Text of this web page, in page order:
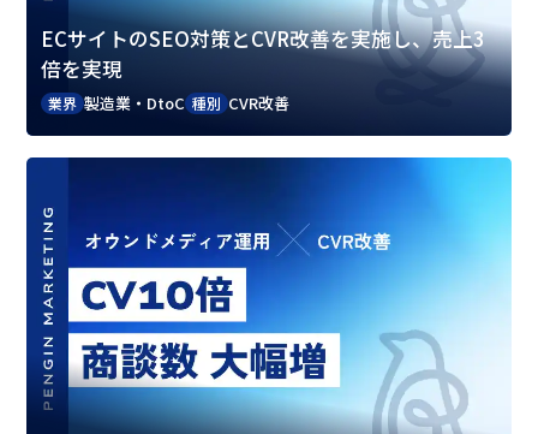
ECサイトのSEO対策とCVR改善を実施し、売上3
倍を実現
業界 製造業・DtoC 種別 CVR改善